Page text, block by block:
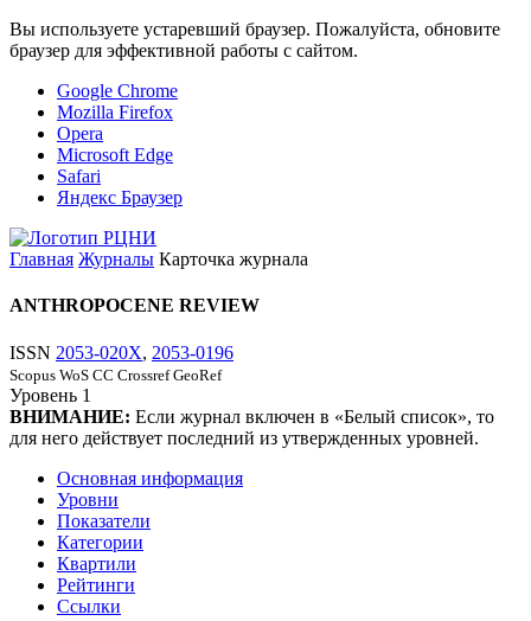
Вы используете устаревший браузер. Пожалуйста, обновите
браузер для эффективной работы с сайтом.
Google Chrome
Mozilla Firefox
Opera
Microsoft Edge
Safari
Яндекс Браузер
Главная Журналы Карточка журнала
ANTHROPOCENE REVIEW
ISSN 2053-020X, 2053-0196
Scopus WoS CC Crossref GeoRef
Уровень 1
ВНИМАНИЕ: Если журнал включен в «Белый список», то
для него действует последний из утвержденных уровней.
Основная информация
Уровни
Показатели
Категории
Квартили
Рейтинги
Ссылки